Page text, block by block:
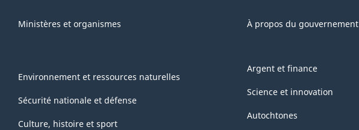
Ministères et organismes À propos du gouvernement
Environnement et ressources naturelles
Sécurité nationale et défense
Culture, histoire et sport
Argent et finance
Science et innovation
Autochtones